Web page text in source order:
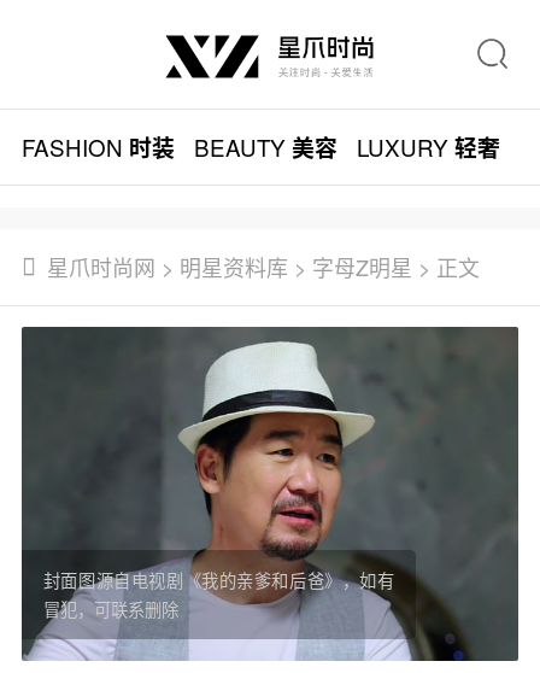
FASHION 时装 BEAUTY美容 LUXURY轻奢
星爪时尚网 > 明星资料库 > 字母Z明星 > 正文
封面图源自电视剧《我的亲爹和后爸》，如有
冒犯，可联系删除